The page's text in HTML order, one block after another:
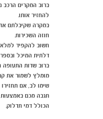
ברוב המקרים הרכב
להחזיר אותו.
במקרה שקיבלתם
חוזה השכירות.
חשוב להקפיד
דלתית המיכל
ברוב שדות התעופה
מומלץ לשמור את
שימו לב, אם
תגבה מכם
הכולל דמי תדלוק.